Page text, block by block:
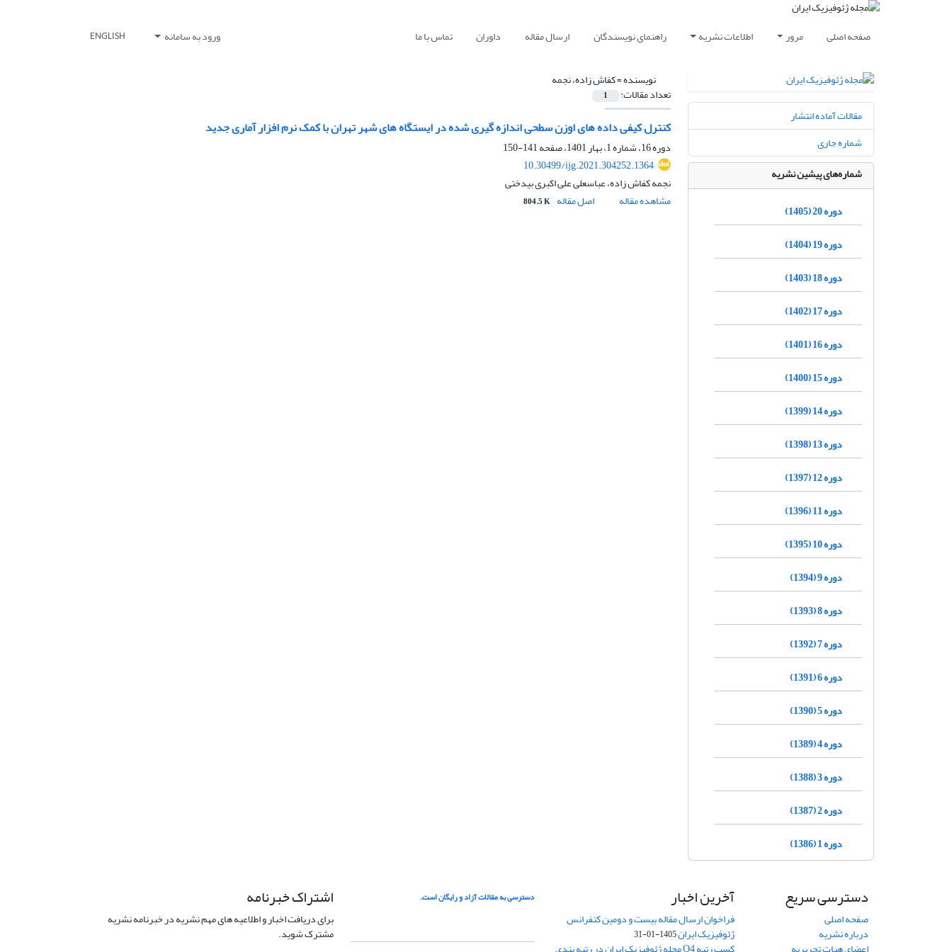
صفحه اصلی مرور اطلاعات نشریه راهنمای نویسندگان ارسال مقاله داوران تماس با ما ورود به سامانه ENGLISH
نویسنده =کفاش زاده، نجمه
تعداد مقالات: 1
کنترل کیفی داده های اوزن سطحی اندازه گیری شده در ایستگاه های شهر تهران با کمک نرم افزار آماری جدید
دوره 16، شماره 1، بهار 1401، صفحه
141-150
10.30499/ijg.2021.304252.1364
نجمه کفاش زاده، عباسعلی علی اکبری بیدختی
مشاهده مقاله
اصل مقاله 804.5 K
مقالات آماده انتشار
شماره جاری
شماره‌های پیشین نشریه
دوره 20 (1405)
دوره 19 (1404)
دوره 18 (1403)
دوره 17 (1402)
دوره 16 (1401)
دوره 15 (1400)
دوره 14 (1399)
دوره 13 (1398)
دوره 12 (1397)
دوره 11 (1396)
دوره 10 (1395)
دوره 9 (1394)
دوره 8 (1393)
دوره 7 (1392)
دوره 6 (1391)
دوره 5 (1390)
دوره 4 (1389)
دوره 3 (1388)
دوره 2 (1387)
دوره 1 (1386)
دسترسی سریع
صفحه اصلی
درباره نشریه
آخرین اخبار
فراخوان ارسال مقاله بیست و دومین کنفرانس
ژئوفیزیک ایران1405-01-31
دسترسی به مقالات آزاد و رایگان است. اشتراک خبرنامه
برای دریافت اخبار و اطلاعیه های مهم نشریه در خبرنامه نشریه
مشترک شوید.